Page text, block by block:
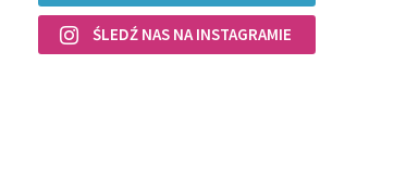
ŚLEDŹ NAS NA INSTAGRAMIE